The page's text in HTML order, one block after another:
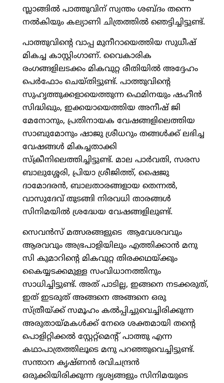
സ്ലാങ്ങില്‍ പാത്തുവിന് സ്വന്തം ശബ്ദം തന്നെ
നല്‍കിയും കല്യാണി ചിത്രത്തില്‍ ഞെട്ടിച്ചിട്ടുണ്ട്.
പാത്തുവിന്റെ വാപ്പ മുനീറായെത്തിയ സുധീഷ്
മികച്ച കാസ്റ്റിംഗാണ്. വൈകാരിക
രംഗങ്ങളിലടക്കം മികവുറ്റ രീതിയില്‍ അദ്ദേഹം
പെര്‍ഫോം ചെയ്തിട്ടുണ്ട്. പാത്തുവിന്റെ
സുഹൃത്തുക്കളായെത്തുന്ന ഫെമിനയും ഷഹീന്‍
സിദ്ധിഖും, ഇക്കയായെത്തിയ അനീഷ് ജി
മേനോനും, പ്രതിനായക വേഷങ്ങളിലെത്തിയ
സാബുമോനും ഷാജു ശ്രീധറും തങ്ങള്‍ക്ക് ലഭിച്ച
വേഷങ്ങള്‍ മികച്ചതാക്കി
സ്‌ക്രീനിലെത്തിച്ചിട്ടുണ്ട്. മാല പാര്‍വതി, സരസ
ബാലുശ്ശേരി, പ്രിയാ ശ്രീജിത്ത്, ഷൈജു
ദാമോദരന്‍, ബാലതാരങ്ങളായ തെന്നല്‍,
വാസുദേവ് തുടങ്ങി നിരവധി താരങ്ങള്‍
സിനിമയില്‍ ശ്രദ്ധേയ വേഷങ്ങളിലുണ്ട്.
സെവന്‍സ് മത്സരങ്ങളുടെ ആവേശവവും
ആരവവും അഭ്രപാളിയിലും എത്തിക്കാന്‍ മനു
സി കുമാറിന്റെ മികവുറ്റ തിരക്കഥയ്ക്കും
കൈയ്യടക്കമുള്ള സംവിധാനത്തിനും
സാധിച്ചിട്ടുണ്ട്. അത് പാടില്ല, ഇങ്ങനെ നടക്കരുത്,
ഇത് ഇടരുത് അങ്ങനെ അങ്ങനെ ഒരു
സ്ത്രീയ്ക്ക് സമൂഹം കല്‍പ്പിച്ചുവെച്ചിരിക്കുന്ന
അരുതായ്മകള്‍ക്ക് നേരെ ശക്തമായി തന്റെ
പൊളിറ്റിക്കല്‍ സ്റ്റേറ്റ്‌മെന്റ് പാത്തു എന്ന
കഥാപാത്രത്തിലൂടെ മനു പറഞ്ഞുവെച്ചിട്ടുണ്ട്.
സന്താന കൃഷ്ണന്‍ രവിചന്ദ്രന്‍
ഒരുക്കിയിരിക്കുന്ന ദൃശ്യങ്ങളും സിനിമയുടെ